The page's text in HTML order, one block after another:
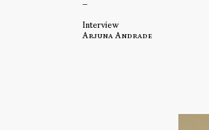
–
Interview
Arjuna Andrade